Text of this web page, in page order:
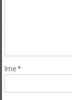
Ime*